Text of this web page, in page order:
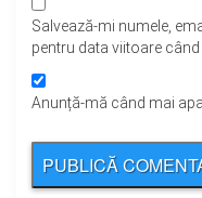
Salvează-mi numele,
pentru data viitoare
Anunță-mă când mai